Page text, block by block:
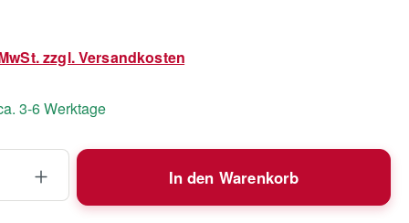
zzgl. Versandkosten
3-6 Werktage
Anzahl: Gib den gewünschten Wert
In den Warenkorb